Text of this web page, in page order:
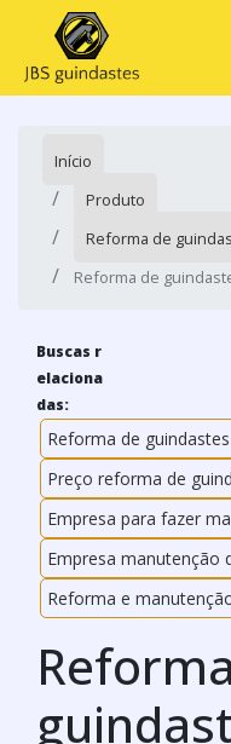
Início
Produto
Reforma de
Reforma de
Buscas r
elaciona
das:
Reforma de
Preço reforma de
Empresa para fazer
Empresa manutenção
Reforma e